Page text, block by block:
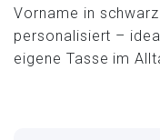
Vorname in
personalisiert –
eigene Tasse im